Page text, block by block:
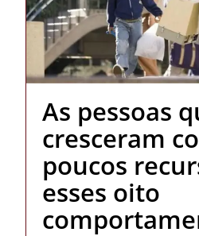
As pessoas
cresceram
poucos
esses oito